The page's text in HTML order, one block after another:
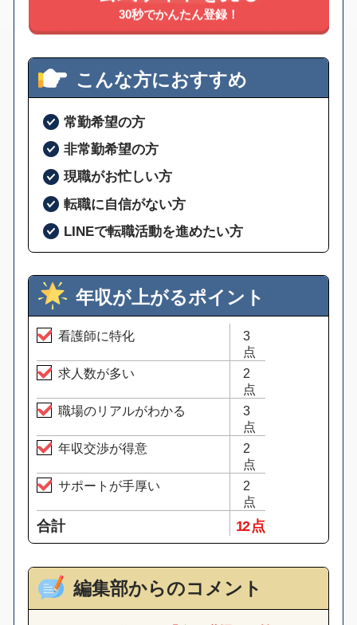
30秒でかんたん登録！
こんな方におすすめ
常勤希望の方
非常勤希望の方
現職がお忙しい方
転職に自信がない方
LINEで転職活動を進めたい方
年収が上がるポイント
看護師に特化
3
点
求人数が多い
2
点
職場のリアルがわかる
3
点
年収交渉が得意
2
点
サポートが手厚い
2
点
合計 12 点
編集部からのコメント